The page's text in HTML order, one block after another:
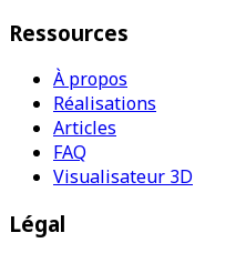
Ressources
À propos
Réalisations
Articles
FAQ
Visualisateur 3D
Légal